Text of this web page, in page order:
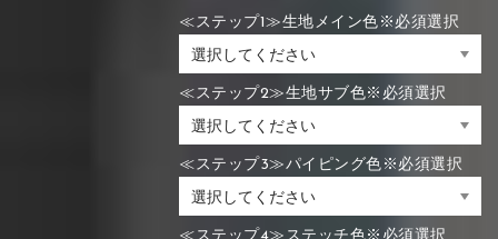
≪ステップ1≫生地メイン色※必須選択
≪ステップ2≫生地サブ色※必須選択
≪ステップ3≫パイピング色※必須選択
≪ステップ4≫ステッチ色※必須選択